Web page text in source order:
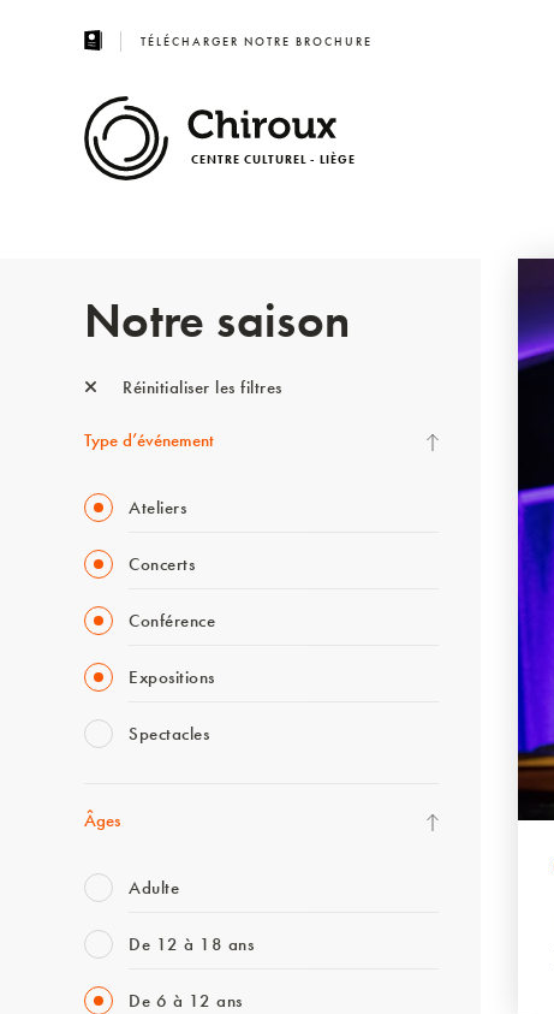
TÉLÉCHARGER NOTRE BROCHURE
CENTRE CULTUREL - LIÈGE
Notre saison
Réinitialiser les filtres
Type d’événement
Ateliers
Concerts
Conférence
Expositions
Spectacles
Âges
Adulte
De 12 à 18 ans
De 6 à 12 ans